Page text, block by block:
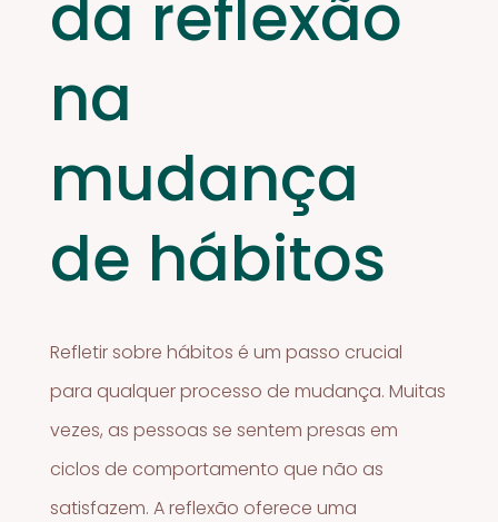
da reflexão
na
mudança
de hábitos
Refletir sobre hábitos é um passo crucial
para qualquer processo de mudança. Muitas
vezes, as pessoas se sentem presas em
ciclos de comportamento que não as
satisfazem. A reflexão oferece uma